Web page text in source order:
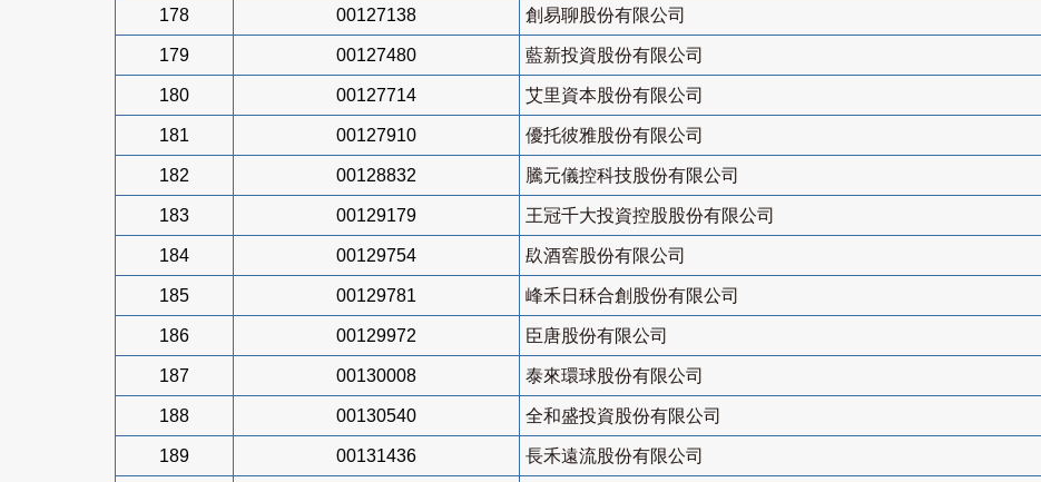
178 00127138 創易聊股份有限公司
179 00127480 藍新投資股份有限公司
180 00127714 艾里資本股份有限公司
181 00127910 優托彼雅股份有限公司
182 00128832 騰元儀控科技股份有限公司
183 00129179 王冠千大投資控股股份有限公司
184 00129754 镹酒窖股份有限公司
185 00129781 峰禾日秝合創股份有限公司
186 00129972 臣唐股份有限公司
187 00130008 泰來環球股份有限公司
188 00130540 全和盛投資股份有限公司
189 00131436 長禾遠流股份有限公司